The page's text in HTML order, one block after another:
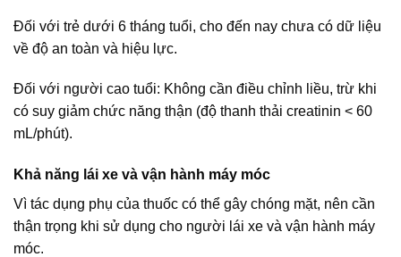
Đối với trẻ dưới 6 tháng tuổi, cho đến nay chưa có dữ liệu
về độ an toàn và hiệu lực.
Đối với người cao tuổi: Không cần điều chỉnh liều, trừ khi
có suy giảm chức năng thận (độ thanh thải creatinin < 60
mL/phút).
Khả năng lái xe và vận hành máy móc
Vì tác dụng phụ của thuốc có thể gây chóng mặt, nên cần
thận trọng khi sử dụng cho người lái xe và vận hành máy
móc.